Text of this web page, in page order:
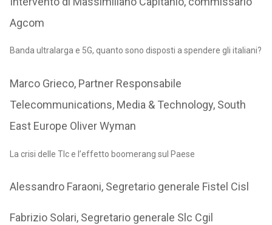
Agcom
Banda ultralarga e 5G, quanto sono disposti a spendere gli italiani?
Marco Grieco, Partner Responsabile
Telecommunications, Media & Technology, South
East Europe Oliver Wyman
La crisi delle Tlc e l’effetto boomerang sul Paese
Alessandro Faraoni, Segretario generale Fistel Cisl
Fabrizio Solari, Segretario generale Slc Cgil